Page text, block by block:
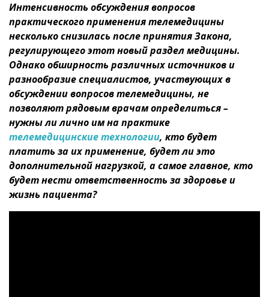
Интенсивность обсуждения вопросов
практического применения телемедицины
несколько снизилась после принятия Закона,
регулирующего этот новый раздел медицины.
Однако обширность различных источников и
разнообразие специалистов, участвующих в
обсуждении вопросов телемедицины, не
позволяют рядовым врачам определиться –
нужны ли лично им на практике
телемедицинские технологии, кто будет
платить за их применение, будет ли это
дополнительной нагрузкой, а самое главное, кто
будет нести ответственность за здоровье и
жизнь пациента?